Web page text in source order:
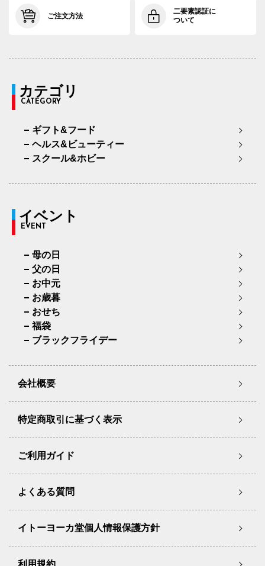
ご注文方法
二要素認証に
ついて
カテゴリ
CATEGORY
ギフト&フード
ヘルス&ビューティー
スクール&ホビー
イベント
EVENT
母の日
父の日
お中元
お歳暮
おせち
福袋
ブラックフライデー
会社概要
特定商取引に基づく表示
ご利用ガイド
よくある質問
イトーヨーカ堂個人情報保護方針